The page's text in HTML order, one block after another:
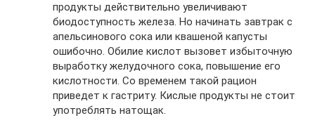
продукты действительно увеличивают
биодоступность железа. Но начинать завтрак с
апельсинового сока или квашеной капусты
ошибочно. Обилие кислот вызовет избыточную
выработку желудочного сока, повышение его
кислотности. Со временем такой рацион
приведет к гастриту. Кислые продукты не стоит
употреблять натощак.